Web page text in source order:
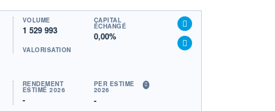
VOLUME
1 529 993
CAPITAL
ÉCHANGÉ
0,00%
VALORISATION
RENDEMENT
ESTIMÉ 2026
-
PER ESTIMÉ
2026
-